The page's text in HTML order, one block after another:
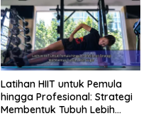
Latihan HIIT untuk Pemula
hingga Profesional: Strategi
Membentuk Tubuh Lebih